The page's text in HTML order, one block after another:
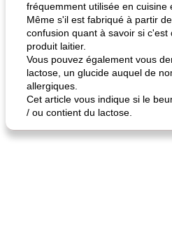
fréquemment utilisée en cuisine
Même s'il est fabriqué à partir
confusion quant à savoir si c'est
produit laitier.
Vous pouvez également vous
lactose, un glucide auquel de
allergiques.
Cet article vous indique si le
/ ou contient du lactose.